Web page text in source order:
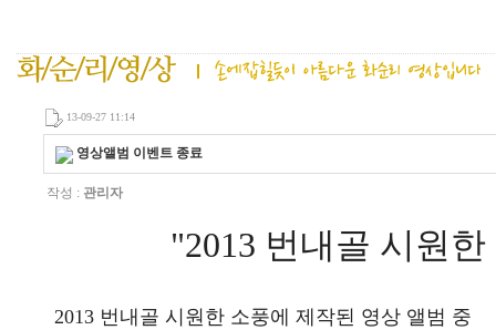
13-09-27 11:14
영상앨범 이벤트 종료
작성 : 관리자
"2013 번내골 시원
2013 번내골 시원한 소풍에 제작된 영상 앨범 중